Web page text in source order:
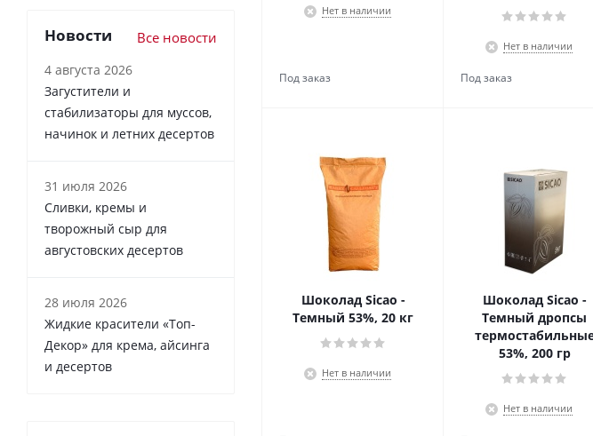
Нет в наличии
Нет в наличии
Шоколад Sicao -
Темный 53%, 20 кг
Нет в наличии
Шоколад Sicao -
Темный дропсы
53%, 200 гр
Нет в наличии
Новости Все новости
4 августа 2026
Загустители и
стабилизаторы для муссов,
начинок и летних десертов
31 июля 2026
Сливки, кремы и
творожный сыр для
августовских десертов
28 июля 2026
Жидкие красители «Топ-
Декор» для крема, айсинга
и десертов